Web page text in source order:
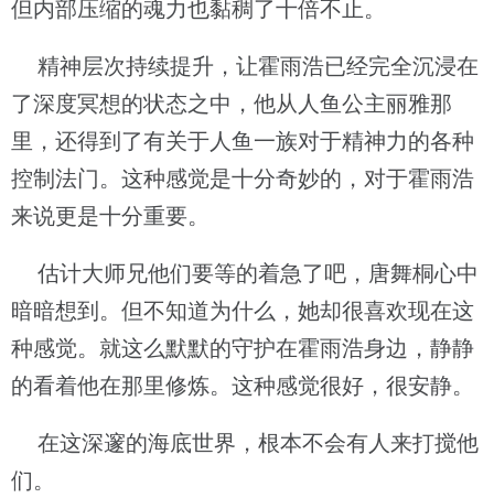
但内部压缩的魂力也黏稠了十倍不止。
精神层次持续提升，让霍雨浩已经完全沉浸在
了深度冥想的状态之中，他从人鱼公主丽雅那
里，还得到了有关于人鱼一族对于精神力的各种
控制法门。这种感觉是十分奇妙的，对于霍雨浩
来说更是十分重要。
估计大师兄他们要等的着急了吧，唐舞桐心中
暗暗想到。但不知道为什么，她却很喜欢现在这
种感觉。就这么默默的守护在霍雨浩身边，静静
的看着他在那里修炼。这种感觉很好，很安静。
在这深邃的海底世界，根本不会有人来打搅他
们。